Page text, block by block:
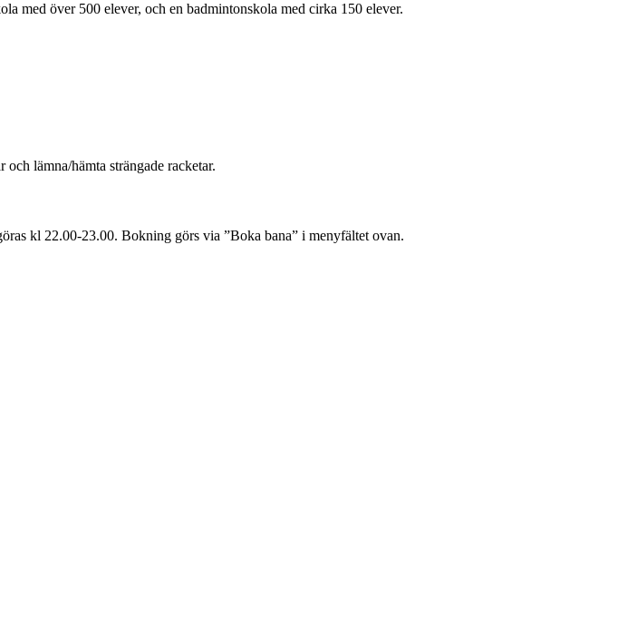
med över 500 elever, och en badmintonskola med cirka 150 elever.
lämna/hämta strängade racketar.
kl 22.00-23.00. Bokning görs via ”Boka bana” i menyfältet ovan.